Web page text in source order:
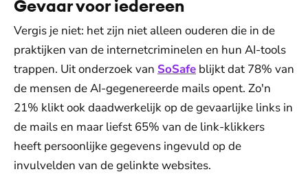
Gevaar voor iedereen
Vergis je niet: het zijn niet alleen ouderen die in de
praktijken van de internetcriminelen en hun AI-tools
trappen. Uit onderzoek van SoSafe blijkt dat 78% van
de mensen de AI-gegenereerde mails opent. Zo'n
21% klikt ook daadwerkelijk op de gevaarlijke links in
de mails en maar liefst 65% van de link-klikkers
heeft persoonlijke gegevens ingevuld op de
invulvelden van de gelinkte websites.